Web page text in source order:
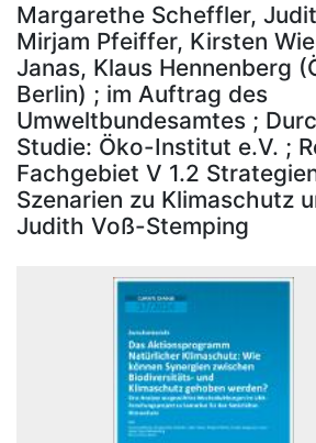
Margarethe Scheffler,
Mirjam Pfeiffer, Kirsten
Janas, Klaus Hennenberg
Berlin) ; im Auftrag des
Umweltbundesamtes ;
Studie: Öko-Institut e.V. ;
Fachgebiet V 1.2
Szenarien zu Klimaschutz
Judith Voß-Stemping